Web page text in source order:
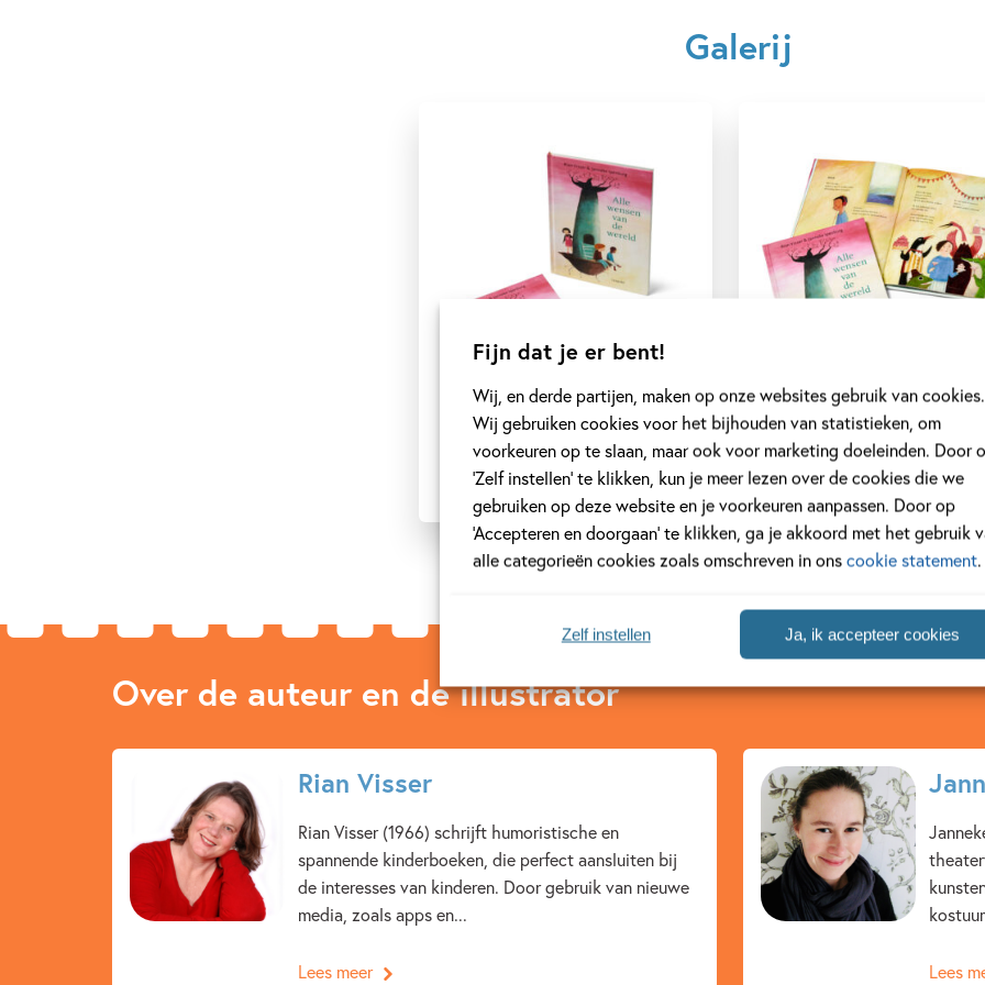
Fijn dat je er bent!
Wij, en derde partijen, maken op onze websites gebruik van cookies.
Wij gebruiken cookies voor het bijhouden van statistieken, om
voorkeuren op te slaan, maar ook voor marketing doeleinden. Door
‘Zelf instellen’ te klikken, kun je meer lezen over de cookies die we
gebruiken op deze website en je voorkeuren aanpassen. Door op
‘Accepteren en doorgaan’ te klikken, ga je akkoord met het gebruik
alle categorieën cookies zoals omschreven in onscookie statement.
Ja, ik accepteer cookies
Zelf instellen
Galerij
Over de auteur en de illustrator
Rian Visser
Rian Visser (1966) schrijft humoristische en
spannende kinderboeken, die perfect aansluiten bij
de interesses van kinderen. Door gebruik van nieuwe
media, zoals apps en...
Lees meer Lees